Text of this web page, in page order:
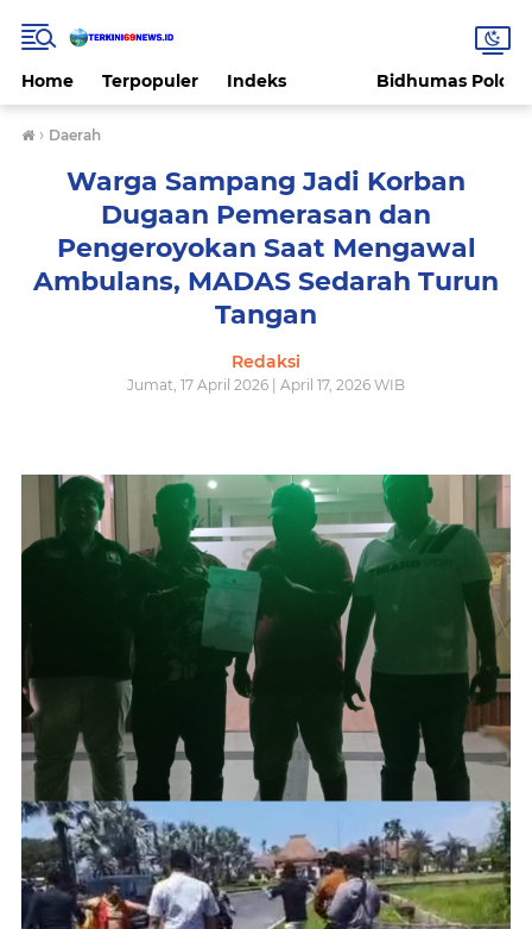
Home Terpopuler Indeks Bidhumas Polda
› Daerah
Warga Sampang Jadi Korban
Dugaan Pemerasan dan
Pengeroyokan Saat Mengawal
Ambulans, MADAS Sedarah Turun
Tangan
Redaksi
Jumat, 17 April 2026 | April 17, 2026 WIB